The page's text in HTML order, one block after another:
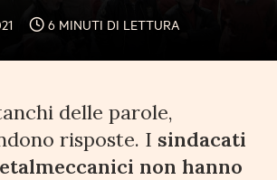
6 MINUTI DI LETTURA
delle parole,
risposte. I sindacati
non hanno